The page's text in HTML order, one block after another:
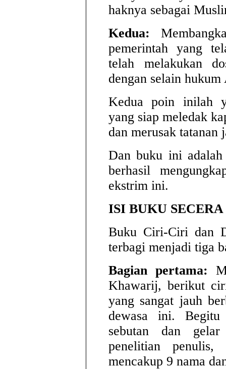
haknya sebagai
Kedua:
pemerintah yang
telah melakukan
dengan selain
Kedua poin inilah
yang siap meledak
dan merusak
Dan buku ini
berhasil
ekstrim ini.
ISI BUKU
Buku Ciri-Ciri dan
terbagi menjadi tiga
Bagian pertama:
Khawarij, berikut
yang sangat jauh
dewasa ini. Begitu
sebutan dan
penelitian
mencakup 9 nama